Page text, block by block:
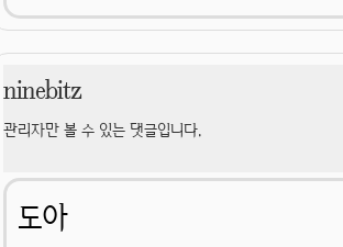
ninebitz
관리자만 볼 수 있는 댓글입니다.
도아